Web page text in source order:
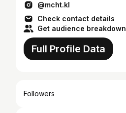
@mcht.kl
Check contact details
Get audience breakdown
Full Profile Data
Followers